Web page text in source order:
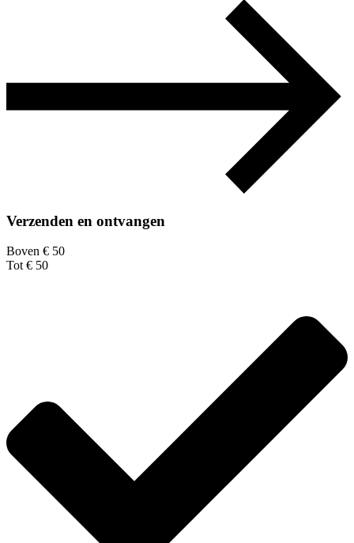
Verzenden en ontvangen
Boven € 50
Tot € 50